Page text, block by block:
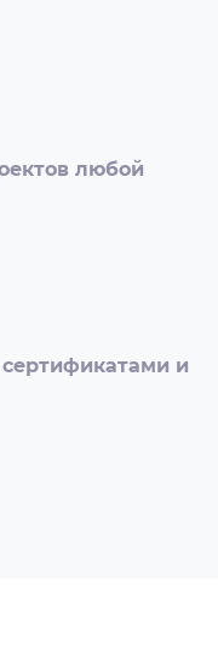
любой
и